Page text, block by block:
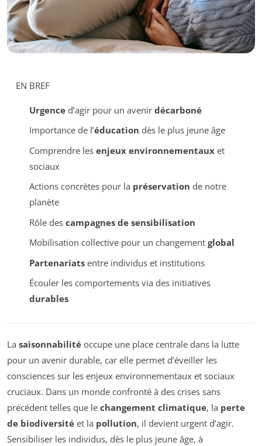
EN BREF
Urgenced’agir pour un avenir décarboné
Importance de l’éducation dès le plus jeune âge
Comprendre les enjeux environnementauxet
sociaux
Actions concrètes pour la préservation de notre
planète
Rôle des campagnes de sensibilisation
Mobilisation collective pour un changement global
Partenariatsentre individus et institutions
Écouler les comportements via des initiatives
durables
La saisonnabilité occupe une place centrale dans la lutte
pour un avenir durable, car elle permet d’éveiller les
consciences sur les enjeux environnementaux et sociaux
cruciaux. Dans un monde confronté à des crises sans
précédent telles que le changement climatique, la perte
de biodiversité et la pollution, il devient urgent d’agir.
Sensibiliser les individus, dès le plus jeune âge, à